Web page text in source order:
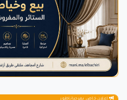
إعلان خاص بمرحباناظور